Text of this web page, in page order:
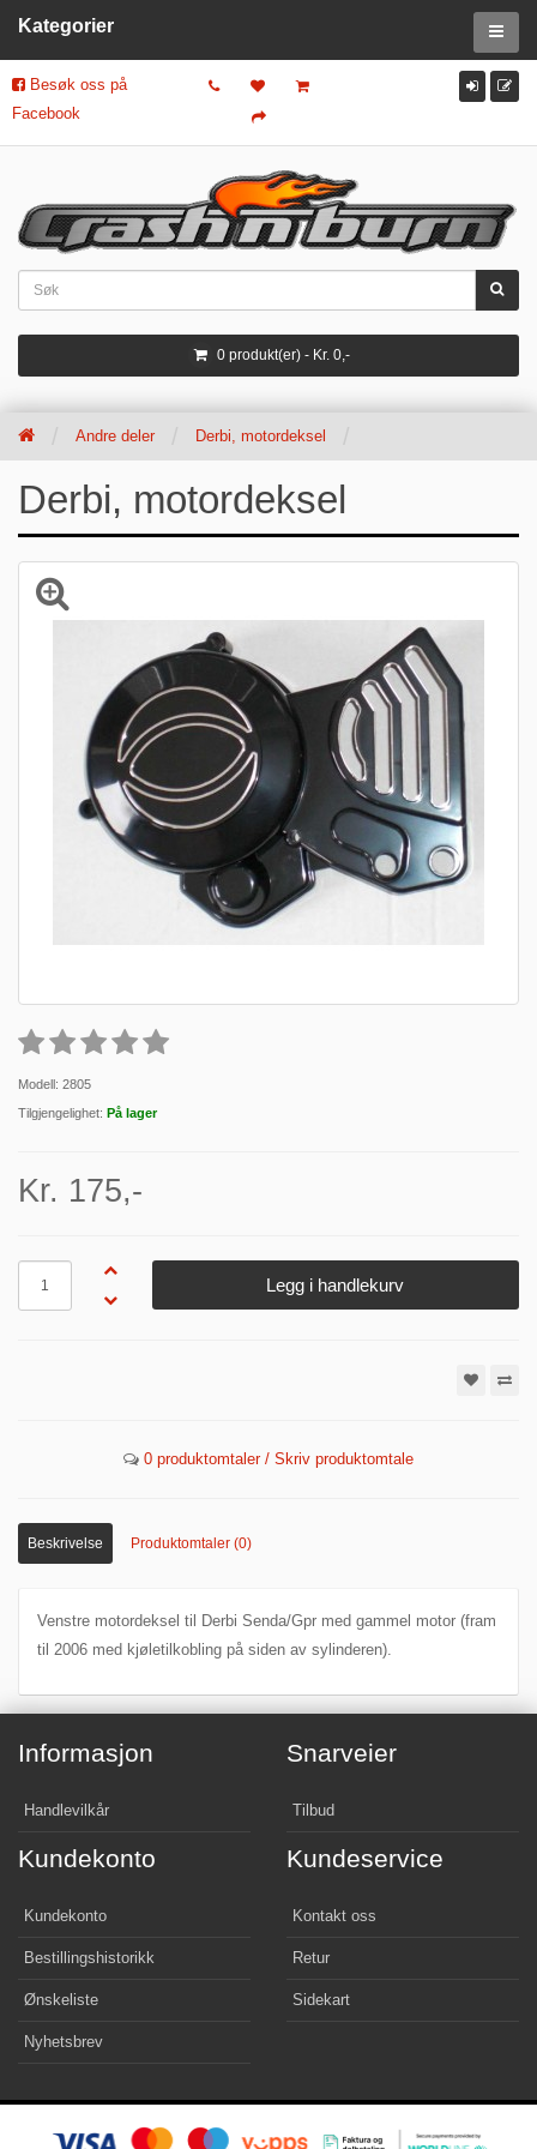
Besøk oss på
Facebook
0 produkt(er) - Kr. 0,-
Kategorier
Andre deler Derbi, motordeksel
Derbi, motordeksel
Modell: 2805
Tilgjengelighet: På lager
Kr. 175,-
Legg i handlekurv
0 produktomtaler / Skriv produktomtale
Beskrivelse Produktomtaler (0)
Venstre motordeksel til Derbi Senda/Gpr med gammel motor (fram
til 2006 med kjøletilkobling på siden av sylinderen).
Informasjon
Handlevilkår
Snarveier
Tilbud
Kundekonto
Kundekonto
Bestillingshistorikk
Ønskeliste
Nyhetsbrev
Kundeservice
Kontakt oss
Retur
Sidekart